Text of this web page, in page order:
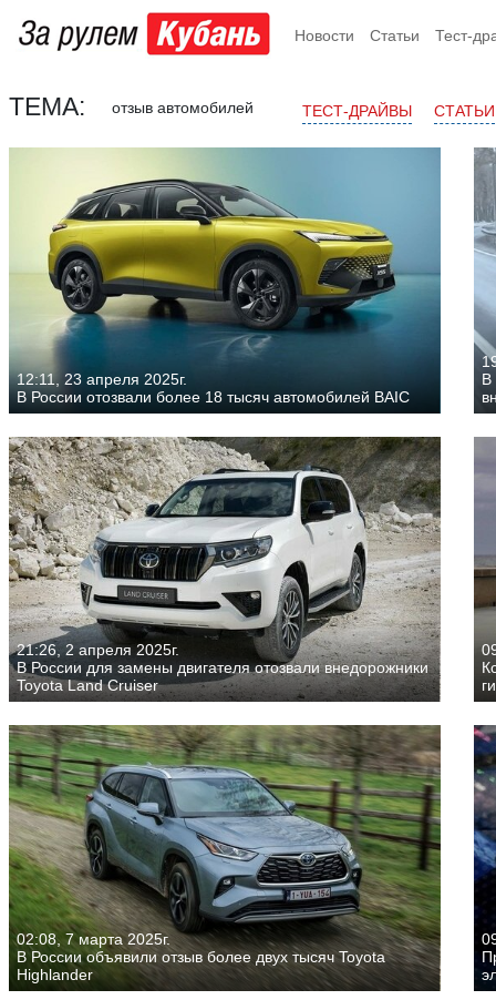
Новости Статьи Тест-
ТЕМА: отзыв автомобилей ТЕСТ-ДРАЙВЫ СТАТЬИ
12:11, 23 апреля 2025г.
В России отозвали более 18 тысяч автомобилей BAIC
В
21:26, 2 апреля 2025г.
В России для замены двигателя отозвали внедорожники
Toyota Land Cruiser
02:08, 7 марта 2025г.
В России объявили отзыв более двух тысяч Toyota
Highlander